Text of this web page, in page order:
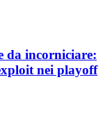
da incorniciare:
nei playoff